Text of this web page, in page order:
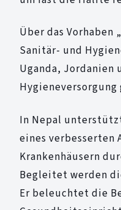
Über das Vorhaben
Sanitär- und
Uganda, Jordanien
In Nepal
eines verbesserten
Krankenhäusern
Begleitet werden
Er beleuchtet die